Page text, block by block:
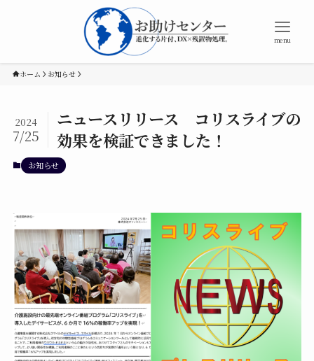
menu
ホーム お知らせ
ニュースリリース コリスライブの
効果を検証できました！
2024
7/25
お知らせ